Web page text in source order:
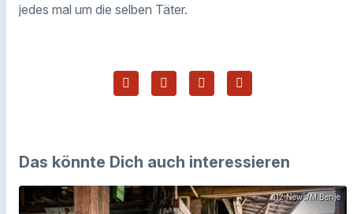
jedes mal um die selben Täter.
Das könnte Dich auch interessieren
112 News/M.Benje